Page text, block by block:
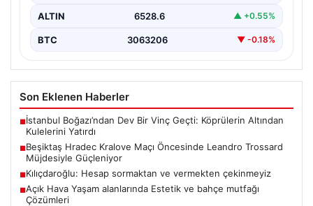
ALTIN 6528.6 ▲ +0.55%
BTC 3063206 ▼ -0.18%
Son Eklenen Haberler
■İstanbul Boğazı’ndan Dev Bir Vinç Geçti: Köprülerin Altından
Kulelerini Yatırdı
■Beşiktaş Hradec Kralove Maçı Öncesinde Leandro Trossard
Müjdesiyle Güçleniyor
■Kılıçdaroğlu: Hesap sormaktan ve vermekten çekinmeyiz
■Açık Hava Yaşam alanlarında Estetik ve bahçe mutfağı
Çözümleri